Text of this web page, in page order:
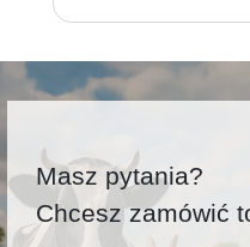
Masz pytania?
Chcesz zamówić